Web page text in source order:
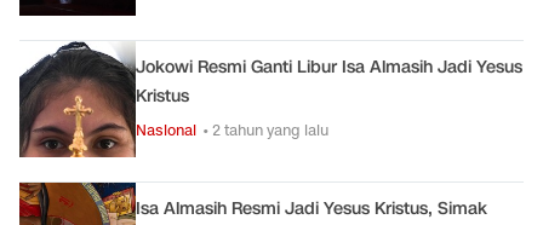
Jokowi Resmi Ganti Libur Isa Almasih Jadi Yesus
Kristus
Nasional • 2 tahun yang lalu
Isa Almasih Resmi Jadi Yesus Kristus, Simak